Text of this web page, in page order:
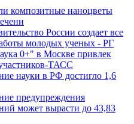
композитные наноцветы
России создает все
молодых ученых - РГ
0+" в Москве привлек
ТАСС
науки в РФ достигло 1,6
предупреждения
может вырасти до 43,83